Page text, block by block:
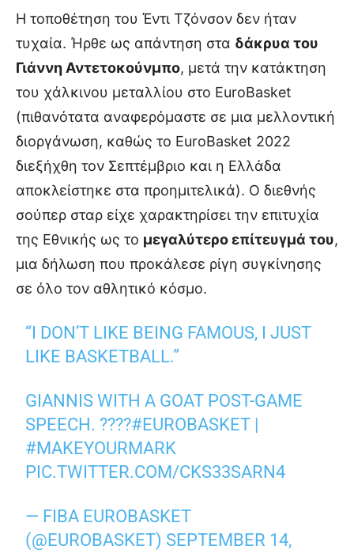
Η τοποθέτηση του Έντι Τζόνσον δεν ήταν
τυχαία. Ήρθε ως απάντηση στα δάκρυα του
Γιάννη Αντετοκούνμπο, μετά την κατάκτηση
του χάλκινου μεταλλίου στο EuroBasket
(πιθανότατα αναφερόμαστε σε μια μελλοντική
διοργάνωση, καθώς το EuroBasket 2022
διεξήχθη τον Σεπτέμβριο και η Ελλάδα
αποκλείστηκε στα προημιτελικά). Ο διεθνής
σούπερ σταρ είχε χαρακτηρίσει την επιτυχία
της Εθνικής ως το μεγαλύτερο επίτευγμά του,
μια δήλωση που προκάλεσε ρίγη συγκίνησης
σε όλο τον αθλητικό κόσμο.
“I DON’T LIKE BEING FAMOUS, I JUST
LIKE BASKETBALL.”
GIANNIS WITH A GOAT POST-GAME
SPEECH. ????#EUROBASKET
#MAKEYOURMARK
PIC.TWITTER.COM/CKS33SARN4
— FIBA EUROBASKET
(@EUROBASKET) SEPTEMBER 14,